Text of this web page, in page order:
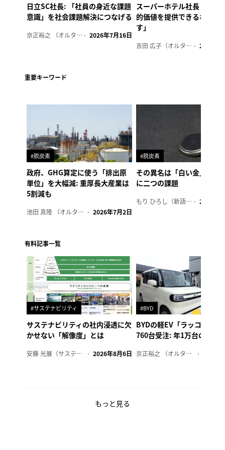
日立SC社長: 「社員の身近な課題
意識」を社会課題解決につなげる
京正裕之 （オルタナ副編集長） 2026年7月16日
スーパーホテル社長「地域
的価値を提供できるホテル
す」
吉田 広子（オルタナ輪番編集長） 2026年6
重要キーワード
#脱炭素
政府、GHG算定に使う「排出原
単位」を大幅減: 重厚長大産業は
5割減も
池田 真隆 （オルタナ輪番編集長） 2026年7月2日
#脱炭素
その異名は「白い金」、リ
に二つの課題
もり ひろし（新語ウォッチャー） 2023年7
有料記事一覧
#サステナビリティ
サステナビリティの社内浸透に欠
かせない「解像度」とは
安藤 光展（サステナビリティ・コンサルタント） 2026年8月6日
#BYD
BYDの軽EV「ラッコ」、1
760台受注: 年1万台の販売
京正裕之 （オルタナ副編集長）
もっと見る